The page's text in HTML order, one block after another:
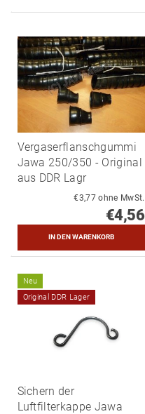
Vergaserflanschgummi
Jawa 250/350 - Original
aus DDR Lagr
€3,77 ohne MwSt.
€4,56
Neu
Original DDR Lager
Sichern der
Luftfilterkappe Jawa